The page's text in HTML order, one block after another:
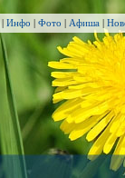
| Инфо | Фото | Афиша |